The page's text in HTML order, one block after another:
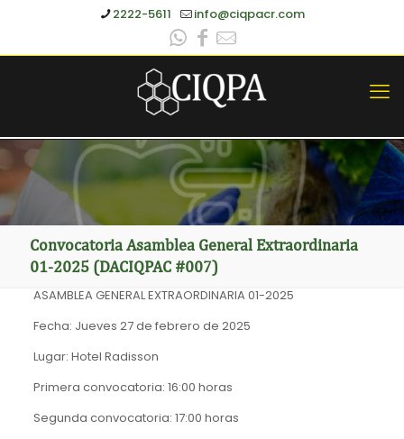
2222-5611 info@ciqpacr.com
Convocatoria Asamblea General Extraordinaria
01-2025 (DACIQPAC #007)
ASAMBLEA GENERAL EXTRAORDINARIA 01-2025
Fecha: Jueves 27 de febrero de 2025
Lugar: Hotel Radisson
Primera convocatoria: 16:00 horas
Segunda convocatoria: 17:00 horas